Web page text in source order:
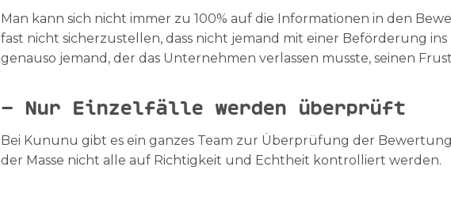
Man kann sich nicht immer zu 100% auf die Informationen in den
fast nicht sicherzustellen, dass nicht jemand mit einer Beförderung
genauso jemand, der das Unternehmen verlassen musste, seinen
– Nur Einzelfälle werden überprüft
Bei Kununu gibt es ein ganzes Team zur Überprüfung der
der Masse nicht alle auf Richtigkeit und Echtheit kontrolliert werden.